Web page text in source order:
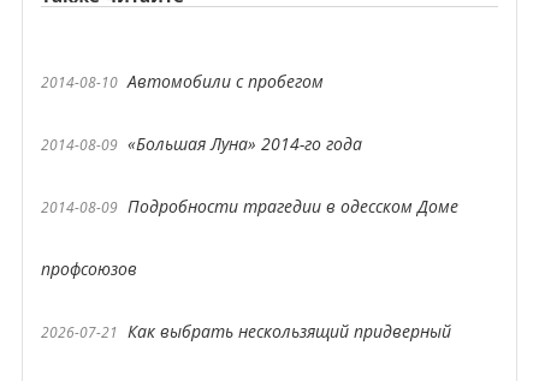
2014-08-10 Автомобили с пробегом
2014-08-09 «Большая Луна» 2014-го года
2014-08-09 Подробности трагедии в одесском Доме
профсоюзов
2026-07-21 Как выбрать нескользящий придверный